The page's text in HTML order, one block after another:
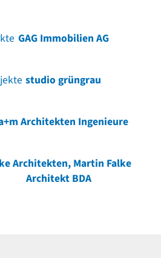
GAG Immobilien AG
studio grüngrau
Architekten Ingenieure
Architekten, Martin Falke
Architekt BDA